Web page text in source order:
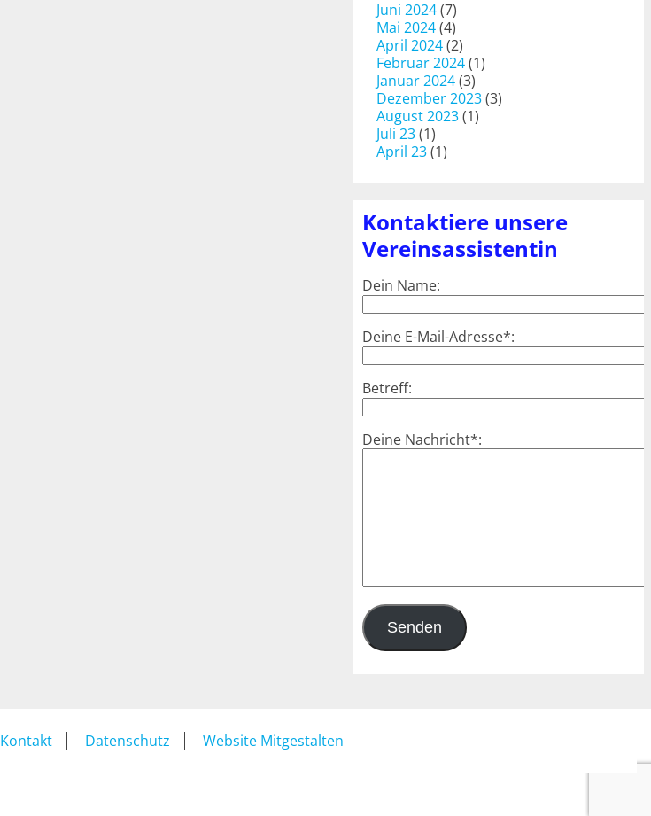
Juni 2024(7)
Mai 2024(4)
April 2024(2)
Februar 2024(1)
Januar 2024(3)
Dezember 2023(3)
August 2023(1)
Juli 23(1)
April 23(1)
Kontaktiere unsere
Vereinsassistentin
Dein Name:
Deine E-Mail-Adresse*:
Betreff:
Deine Nachricht*:
Kontakt Datenschutz Website Mitgestalten